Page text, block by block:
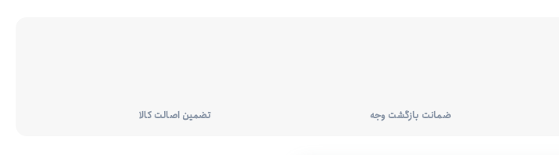
ضمانت بازگشت وجه تضمین اصالت کالا